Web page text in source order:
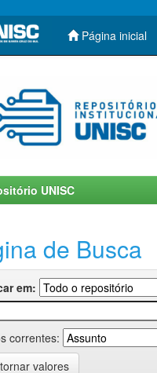
Página inicial
UNISC
de Busca
em:
correntes:
valores